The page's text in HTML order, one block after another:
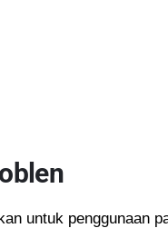
untuk penggunaan